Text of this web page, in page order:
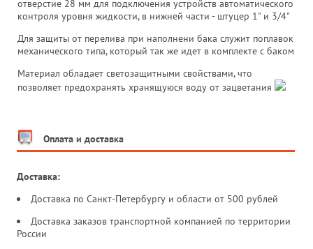
отверстие 28 мм для подключения устройств автоматического
контроля уровня жидкости, в нижней части - штуцер 1" и 3/4"
Для защиты от перелива при наполнени бака служит поплавок
механического типа, который так же идет в комплекте с баком
Материал обладает светозащитными свойствами, что
позволяет предохранять хранящуюся воду от зацветания
Оплата и доставка
Доставка:
Доставка по Санкт-Петербургу и области от 500 рублей
Доставка заказов транспортной компанией по территории
России